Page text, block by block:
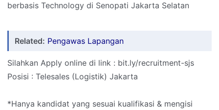
berbasis Technology di Senopati Jakarta Selatan
Related: Pengawas Lapangan
Silahkan Apply online di link : bit.ly/recruitment-sjs
Posisi : Telesales (Logistik) Jakarta
*Hanya kandidat yang sesuai kualifikasi & mengisi